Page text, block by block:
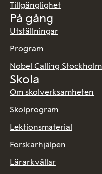
Tillgänglighet
På gång
Utställningar
Program
Nobel Calling Stockholm
Skola
Om skolverksamheten
Skolprogram
Lektionsmaterial
Forskarhjälpen
Lärarkvällar